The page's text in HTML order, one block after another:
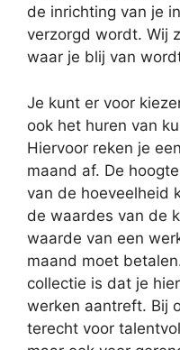
de inrichting van je
verzorgd wordt. Wij
waar je blij van
Je kunt er voor
ook het huren van
Hiervoor reken je
maand af. De
van de hoeveelheid
de waardes van de
waarde van een
maand moet
collectie is dat je
werken aantreft. Bij
terecht voor